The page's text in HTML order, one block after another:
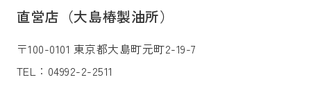
直営店（大島椿製油所）
〒100-0101 東京都大島町元町2-19-7
TEL：04992-2-2511